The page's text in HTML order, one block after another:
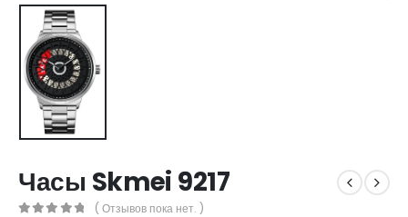
Часы Skmei 9217
( Отзывов пока нет. )